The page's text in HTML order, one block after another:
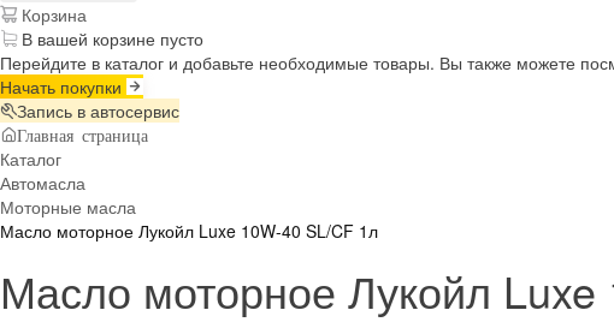
Корзина
В вашей корзине пусто
Перейдите в каталог и добавьте необходимые товары. Вы также можете
Начать покупки
Запись в автосервис
Главная страница
Каталог
Автомасла
Моторные масла
Масло моторное Лукойл Luxe 10W-40 SL/CF 1л
Масло моторное Лукойл Luxe